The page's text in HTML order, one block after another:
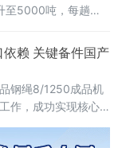
至5000吨，每趟车
自主研发的新一代
年12月8日，
赖 关键备件国产
钢绳8/1250成品机
作，成功实现核心
标志着鞍钢在关键